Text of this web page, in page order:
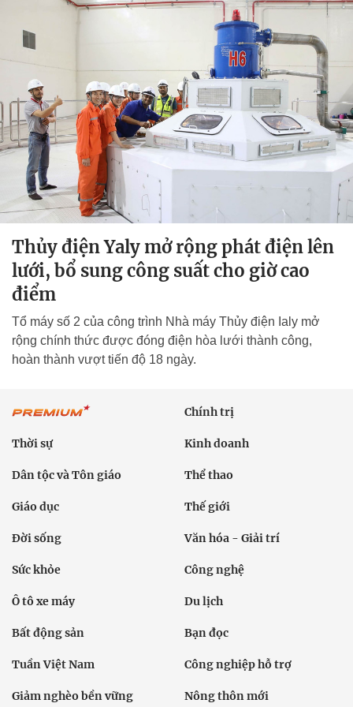
Thủy điện Yaly mở rộng phát điện lên
lưới, bổ sung công suất cho giờ cao
điểm
Tổ máy số 2 của công trình Nhà máy Thủy điện Ialy mở
rộng chính thức được đóng điện hòa lưới thành công,
hoàn thành vượt tiến độ 18 ngày.
Chính trị
Thời sự Kinh doanh
Dân tộc và Tôn giáo Thể thao
Giáo dục Thế giới
Đời sống Văn hóa - Giải trí
Sức khỏe Công nghệ
Ô tô xe máy Du lịch
Bất động sản Bạn đọc
Tuần Việt Nam Công nghiệp hỗ trợ
Giảm nghèo bền vững Nông thôn mới